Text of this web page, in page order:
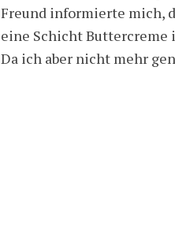
Freund informierte mich,
eine Schicht Buttercreme
Da ich aber nicht mehr